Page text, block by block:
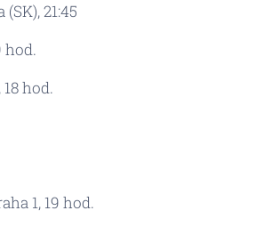
21:45
hod.
hod.
1, 19 hod.